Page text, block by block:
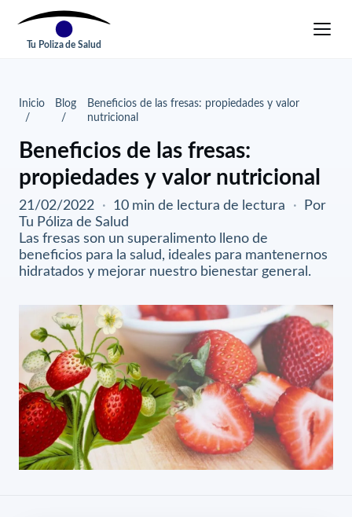
Tu Poliza de Salud
Inicio Blog
Beneficios de las fresas: propiedades y valor
nutricional
Beneficios de las fresas:
propiedades y valor nutricional
21/02/2022 · 10 min de lectura de lectura ·
Por
Tu Póliza de Salud
Las fresas son un superalimento lleno de
beneficios para la salud, ideales para mantenernos
hidratados y mejorar nuestro bienestar general.